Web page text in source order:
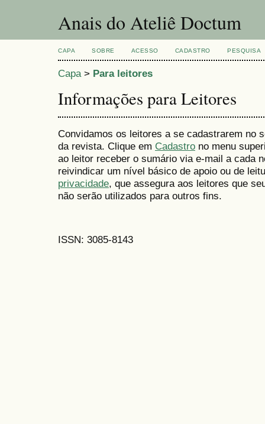
Anais do Ateliê Doctum
CAPA SOBRE ACESSO CADASTRO PESQUISA
Capa> Para leitores
Informações para Leitores
Convidamos os leitores a se cadastrarem no
da revista. Clique em Cadastro no menu
ao leitor receber o sumário via e-mail a cada
reivindicar um nível básico de apoio ou de
privacidade, que assegura aos leitores que
não serão utilizados para outros fins.
ISSN: 3085-8143